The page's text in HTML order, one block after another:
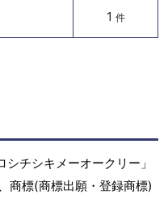
1 件
チシキメーオークリー」
商標(商標出願・登録商標)